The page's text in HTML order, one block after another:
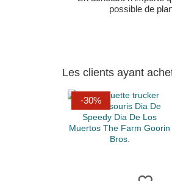
possible de
Les clients ayant
-30%